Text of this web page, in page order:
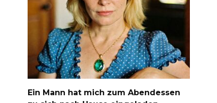
Ein Mann hat mich zum Abendessen